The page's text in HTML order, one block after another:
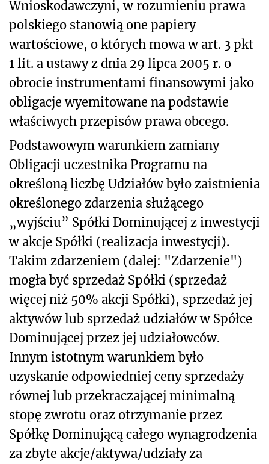
Wnioskodawczyni, w rozumieniu prawa
polskiego stanowią one papiery
wartościowe, o których mowa w art. 3 pkt
1 lit. a ustawy z dnia 29 lipca 2005 r. o
obrocie instrumentami finansowymi jako
obligacje wyemitowane na podstawie
właściwych przepisów prawa obcego.
Podstawowym warunkiem zamiany
Obligacji uczestnika Programu na
określoną liczbę Udziałów było zaistnienia
określonego zdarzenia służącego
„wyjściu” Spółki Dominującej z inwestycji
w akcje Spółki (realizacja inwestycji).
Takim zdarzeniem (dalej: "Zdarzenie")
mogła być sprzedaż Spółki (sprzedaż
więcej niż 50% akcji Spółki), sprzedaż jej
aktywów lub sprzedaż udziałów w Spółce
Dominującej przez jej udziałowców.
Innym istotnym warunkiem było
uzyskanie odpowiedniej ceny sprzedaży
równej lub przekraczającej minimalną
stopę zwrotu oraz otrzymanie przez
Spółkę Dominującą całego wynagrodzenia
za zbyte akcje/aktywa/udziały za